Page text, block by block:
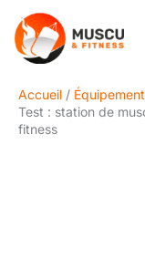
contenu
Accueil
Test : station de
fitness
Rechercher